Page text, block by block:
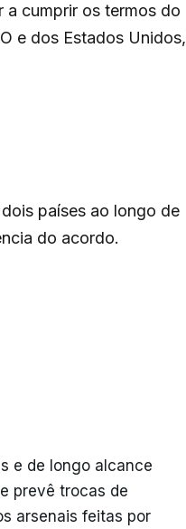
a cumprir os termos do
e dos Estados Unidos,
países ao longo de
do acordo.
e de longo alcance
prevê trocas de
arsenais feitas por